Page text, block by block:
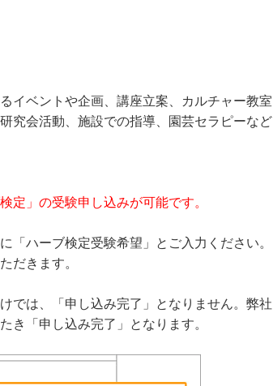
イベントや企画、講座立案、カルチャー教室
究会活動、施設での指導、園芸セラピーなど
定」の受験申し込みが可能です。
「ハーブ検定受験希望」とご入力ください。
だきます。
では、「申し込み完了」となりません。弊社
き「申し込み完了」となります。